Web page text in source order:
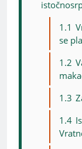
1.1
se
1.2
1.3
1.4